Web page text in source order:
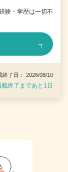
験・学歴は一切不
了日： 2026/08/10
載終了まであと1日